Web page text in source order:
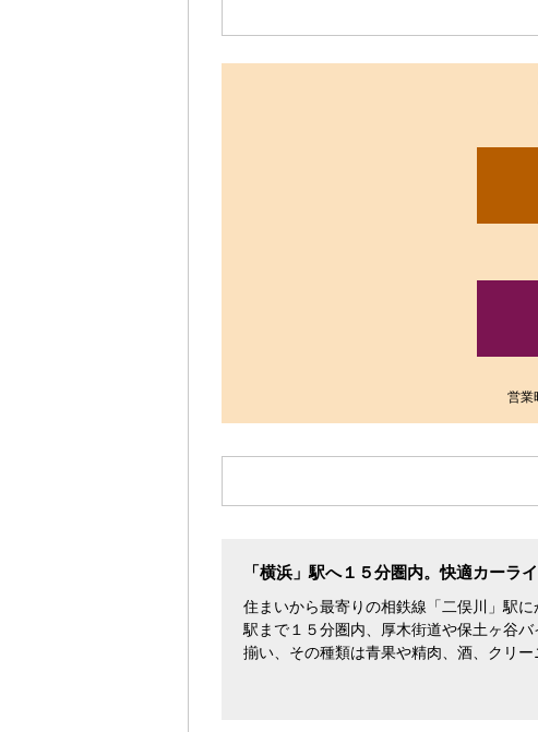
画
営業
「横浜」駅へ１５分圏内。快適カーラ
住まいから最寄りの相鉄線「二俣川」駅
駅まで１５分圏内、厚木街道や保土ヶ谷
揃い、その種類は青果や精肉、酒、クリ